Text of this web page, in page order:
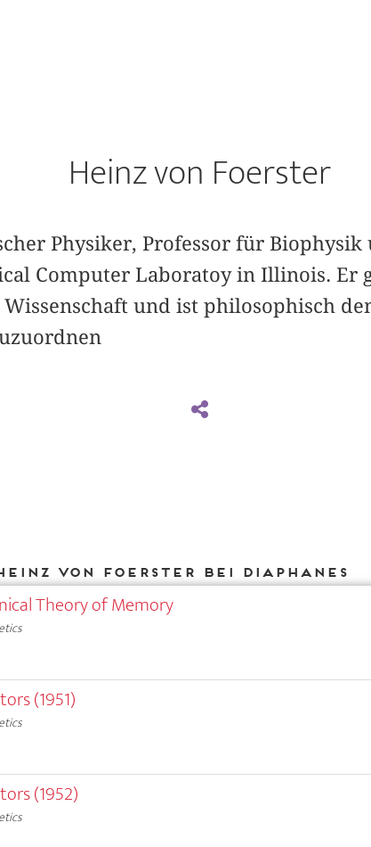
Heinz von Foerster
Physiker, Professor für
Computer Laboratoy in Illinois. Er
und ist philosophisch
von Foerster bei DIAPHANES
Theory of Memory
(1951)
(1952)